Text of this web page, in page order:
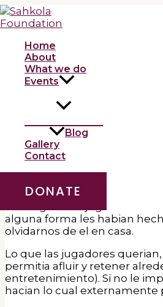
Skip
to
Home
About
What we do
Events
Blog
Gallery
Contact
DONATE
Brian
Uncategorized
Escribio una cinta sobre
trascendencia.
No hablamos solo de lucro.
obstante lo cual les agrada
otros se ve cerco: nuestro
Esta es888 Casino
alguna forma les habian
olvidarnos de el en casa.
Lo que las jugadores
permitia afluir y retener
entretenimiento). Si no le
hacian lo cual externamente